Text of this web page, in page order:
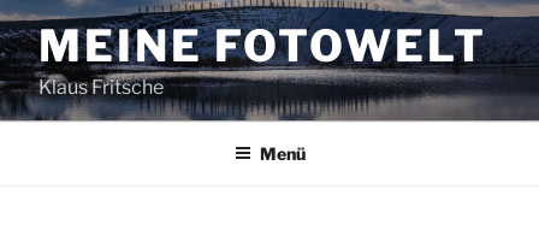
Zum
Inhalt
springenMEINE FOTOWELT
Klaus Fritsche
Menü